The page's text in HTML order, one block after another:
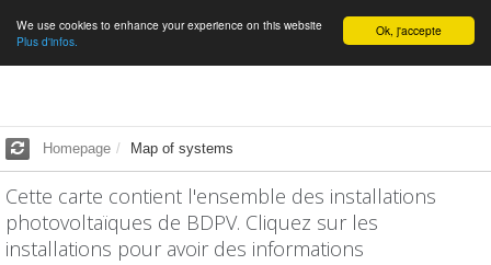
English Ok, j'accepte
We use cookies to enhance your experience on this website
Plus d'infos.
Homepage Map of systems
Cette carte contient l'ensemble des installations
photovoltaïques de BDPV. Cliquez sur les
installations pour avoir des informations